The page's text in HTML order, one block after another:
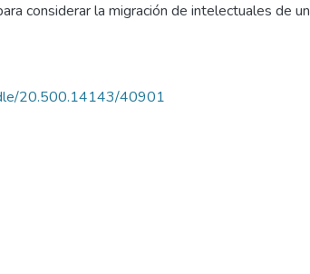
considerar la migración de intelectuales de un
20.500.14143/40901